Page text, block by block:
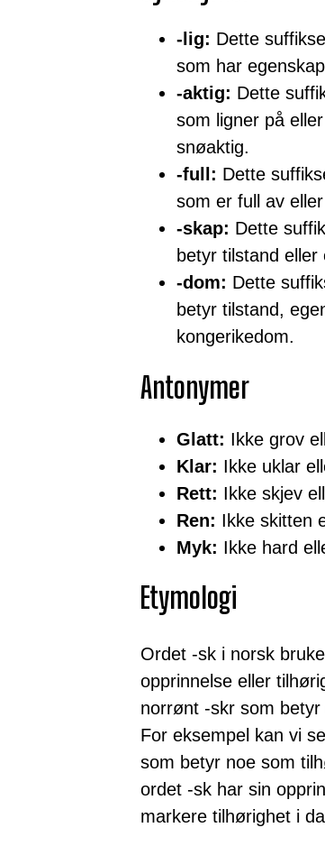
-lig: Dette
som har
-aktig: Dette
som ligner på
snøaktig.
-full: Dette
som er full av
-skap: Dette
betyr tilstand
-dom: Dette
betyr tilstand,
kongerikedom.
Antonymer
Glatt: Ikke grov
Klar: Ikke uklar
Rett: Ikke skjev
Ren: Ikke skitten
Myk: Ikke hard
Etymologi
Ordet -sk i norsk
opprinnelse eller
norrønt -skr som
For eksempel kan vi
som betyr noe som
ordet -sk har sin
markere tilhørighet i